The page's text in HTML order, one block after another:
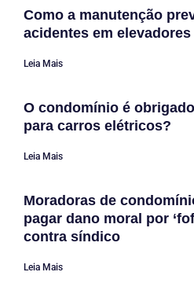
Como a manutenção
acidentes em elevadores
Leia Mais
O condomínio é
para carros elétricos?
Leia Mais
Moradoras de
pagar dano moral por
contra síndico
Leia Mais